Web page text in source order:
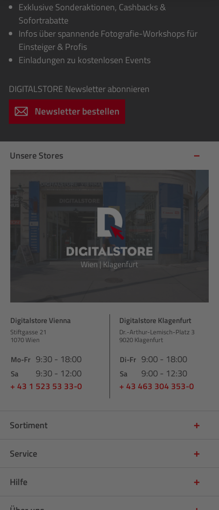
Exklusive Sonderaktionen, Cashbacks &
Sofortrabatte
Infos über spannende Fotografie-Workshops für
Einsteiger & Profis
Einladungen zu kostenlosen Events
DIGITALSTORE Newsletter abonnieren
Newsletter bestellen
Unsere Stores
Digitalstore Vienna
Stiftgasse 21
1070 Wien
Mo-Fr 9:30 - 18:00
Sa 9:30 - 12:00
+ 43 1 523 53 33-0
Digitalstore Klagenfurt
Dr.-Arthur-Lemisch-Platz 3
9020 Klagenfurt
Di-Fr 9:00 - 18:00
Sa 9:00 - 12:30
+ 43 463 304 353-0
Sortiment
Service
Hilfe